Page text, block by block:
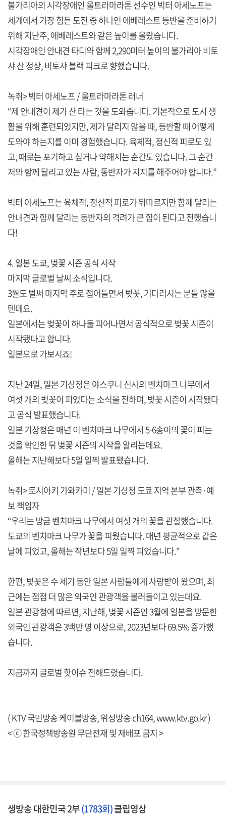
불가리아의 시각장애인 울트라마라톤 선수인 빅터 아세노프는
세계에서 가장 힘든 도전 중 하나인 에베레스트 등반을 준비하기
위해 지난주, 에베레스트와 같은 높이를 올랐습니다.
시각장애인 안내견 타디와 함께 2,290미터 높이의 불가리아 비토
샤 산 정상, 비토샤 블랙 피크로 향했습니다.
녹취> 빅터 아세노프 / 울트라마라톤 러너
“제 안내견이 제가 산 타는 것을 도와줍니다. 기본적으로 도시 생
활을 위해 훈련되었지만, 제가 달리지 않을 때, 등반할 때 어떻게
도와야 하는지를 이미 경험했습니다. 육체적, 정신적 피로도 있
고, 때로는 포기하고 싶거나 약해지는 순간도 있습니다. 그 순간
저와 함께 달리고 있는 사람, 동반자가 지지를 해주어야 합니다.”
빅터 아세노프는 육체적, 정신적 피로가 뒤따르지만 함께 달리는
안내견과 함께 달리는 동반자의 격려가 큰 힘이 된다고 전했습니
다!
4. 일본 도쿄, 벚꽃 시즌 공식 시작
마지막 글로벌 날씨 소식입니다.
3월도 벌써 마지막 주로 접어들면서 벚꽃, 기다리시는 분들 많을
텐데요.
일본에서는 벚꽃이 하나둘 피어나면서 공식적으로 벚꽃 시즌이
시작됐다고 합니다.
일본으로 가보시죠!
지난 24일, 일본 기상청은 야스쿠니 신사의 벤치마크 나무에서
여섯 개의 벚꽃이 피었다는 소식을 전하며, 벚꽃 시즌이 시작됐다
고 공식 발표했습니다.
일본 기상청은 매년 이 벤치마크 나무에서 5-6송이의 꽃이 피는
것을 확인한 뒤 벚꽃 시즌의 시작을 알리는데요.
올해는 지난해보다 5일 일찍 발표됐습니다.
녹취> 토시아키 가와카미 / 일본 기상청 도쿄 지역 본부 관측·예
보 책임자
“우리는 방금 벤치마크 나무에서 여섯 개의 꽃을 관찰했습니다.
도쿄의 벤치마크 나무가 꽃을 피웠습니다. 매년 평균적으로 같은
날에 피었고, 올해는 작년보다 5일 일찍 피었습니다.”
한편, 벚꽃은 수 세기 동안 일본 사람들에게 사랑받아 왔으며, 최
근에는 점점 더 많은 외국인 관광객을 불러들이고 있는데요.
일본 관광청에 따르면, 지난해, 벚꽃 시즌인 3월에 일본을 방문한
외국인 관광객은 3백만 명 이상으로, 2023년보다 69.5% 증가했
습니다.
지금까지 글로벌 핫이슈 전해드렸습니다.
( KTV 국민방송 케이블방송, 위성방송 ch164,www.ktv.go.kr)
< ⓒ 한국정책방송원 무단전재 및 재배포 금지 >
생방송 대한민국 2부(1783회)클립영상